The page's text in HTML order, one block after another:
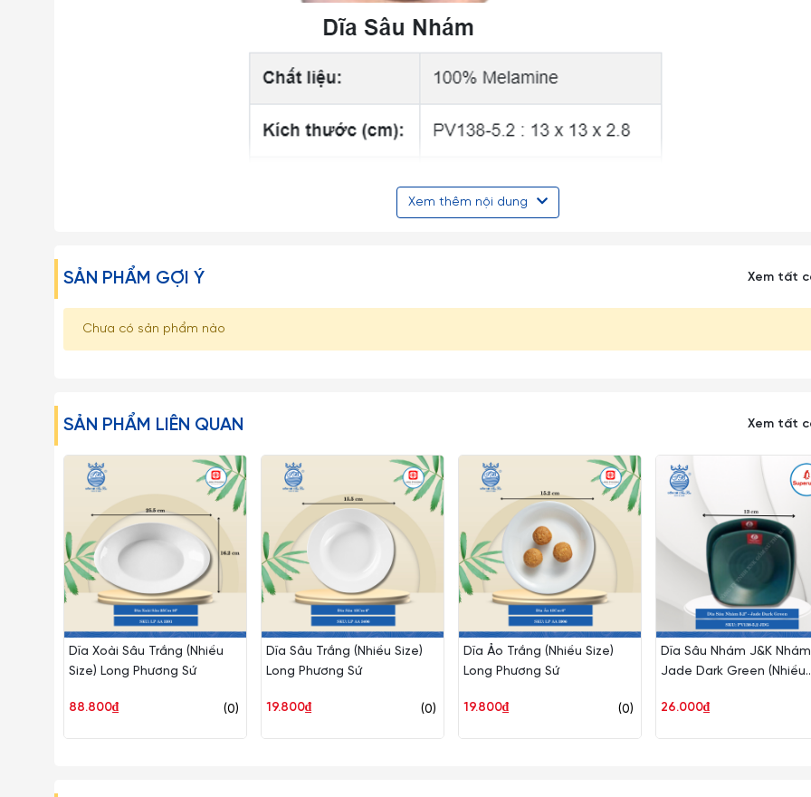
Xem thêm nội dung
SẢN PHẨM GỢI Ý Xem tất
Chưa có sản phẩm nào
SẢN PHẨM LIÊN QUAN Xem tất
Dĩa Xoài Sâu Trắng (Nhiều
Size) Long Phương Sứ
(0)
88.800₫
Dĩa Sâu Trắng (Nhiều Size)
Long Phương Sứ
(0)
19.800₫
Dĩa Ảo Trắng (Nhiều Size)
Long Phương Sứ
(0)
19.800₫
Dĩa Sâu Nhám J&K Nhám
Jade Dark Green (Nhiều
26.000₫